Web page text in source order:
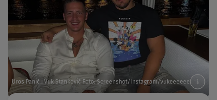
Uros Panić i Vuk Stanković Foto: Screenshot/Instagram/vukeeeeee